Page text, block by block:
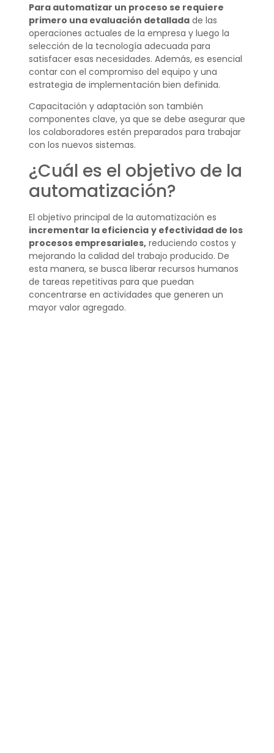
Para automatizar un proceso se requiere
primero una evaluación detalladade las
operaciones actuales de la empresa y luego la
selección de la tecnología adecuada para
satisfacer esas necesidades. Además, es esencial
contar con el compromiso del equipo y una
estrategia de implementación bien definida.
Capacitación y adaptación son también
componentes clave, ya que se debe asegurar que
los colaboradores estén preparados para trabajar
con los nuevos sistemas.
¿Cuál es el objetivo de la
automatización?
El objetivo principal de la automatización es
incrementar la eficiencia y efectividad de los
procesos empresariales,reduciendo costos y
mejorando la calidad del trabajo producido. De
esta manera, se busca liberar recursos humanos
de tareas repetitivas para que puedan
concentrarse en actividades que generen un
mayor valor agregado.